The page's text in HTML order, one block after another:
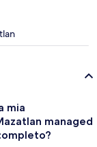
mia
managed